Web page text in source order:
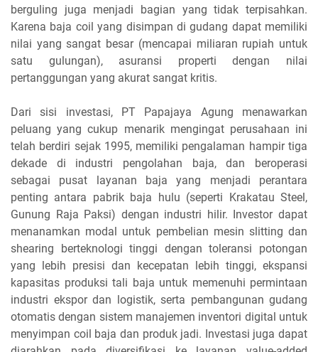
berguling juga menjadi bagian yang tidak terpisahkan.
Karena baja coil yang disimpan di gudang dapat memiliki
nilai yang sangat besar (mencapai miliaran rupiah untuk
satu gulungan), asuransi properti dengan nilai
pertanggungan yang akurat sangat kritis.
Dari sisi investasi, PT Papajaya Agung menawarkan
peluang yang cukup menarik mengingat perusahaan ini
telah berdiri sejak 1995, memiliki pengalaman hampir tiga
dekade di industri pengolahan baja, dan beroperasi
sebagai pusat layanan baja yang menjadi perantara
penting antara pabrik baja hulu (seperti Krakatau Steel,
Gunung Raja Paksi) dengan industri hilir. Investor dapat
menanamkan modal untuk pembelian mesin slitting dan
shearing berteknologi tinggi dengan toleransi potongan
yang lebih presisi dan kecepatan lebih tinggi, ekspansi
kapasitas produksi tali baja untuk memenuhi permintaan
industri ekspor dan logistik, serta pembangunan gudang
otomatis dengan sistem manajemen inventori digital untuk
menyimpan coil baja dan produk jadi. Investasi juga dapat